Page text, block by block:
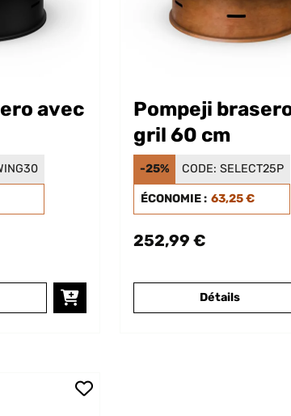
avec
Pompeji
gril 60 cm
-25% CODE: SELECT25P
ÉCONOMIE : 63,25 €
252,99 €
Détails